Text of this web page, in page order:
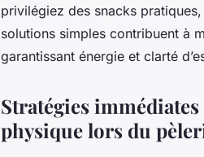
privilégiez des snacks
solutions simples contribuent à
garantissant énergie et clarté
Stratégies
physique lors du